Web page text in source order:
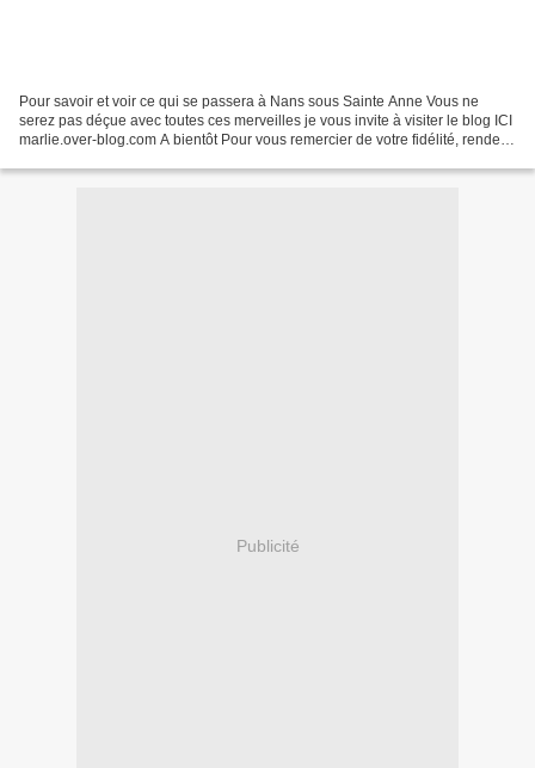
Pour savoir et voir ce qui se passera à Nans sous Sainte Anne Vous ne
serez pas déçue avec toutes ces merveilles je vous invite à visiter le blog ICI
marlie.over-blog.com A bientôt Pour vous remercier de votre fidélité, rendez-
Publicité